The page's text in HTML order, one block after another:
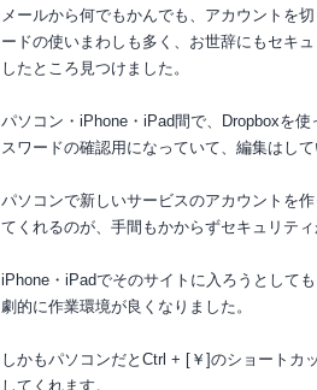
メールから何でもかんでも、アカウントを
ードの使いまわしも多く、お世辞にもセキ
したところ見つけました。
パソコン・iPhone・iPad間で、Dropboxを
スワードの確認用になっていて、編集はして
パソコンで新しいサービスのアカウントを
てくれるのが、手間もかからずセキュリティ
iPhone・iPadでそのサイトに入ろうとして
劇的に作業環境が良くなりました。
しかもパソコンだとCtrl + [￥]のショートカ
してくれます。